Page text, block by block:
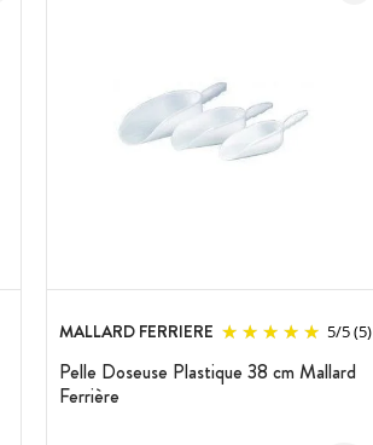
MALLARD FERRIERE 5/5(5)
Pelle Doseuse Plastique 38 cm Mallard
Ferrière